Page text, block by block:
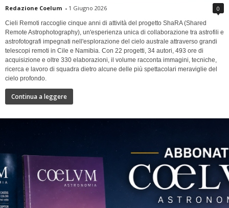
Redazione Coelum - 1 Giugno 2026 0
Cieli Remoti raccoglie cinque anni di attività del progetto ShaRA (Shared
Remote Astrophotography), un'esperienza unica di collaborazione tra astrofili e
astrofotografi impegnati nell'esplorazione del cielo australe attraverso grandi
telescopi remoti in Cile e Namibia. Con 22 progetti, 34 autori, 493 ore di
acquisizione e oltre 330 elaborazioni, il volume racconta immagini, tecniche,
ricerca e lavoro di squadra dietro alcune delle più spettacolari meraviglie del
cielo profondo.
Continua a leggere